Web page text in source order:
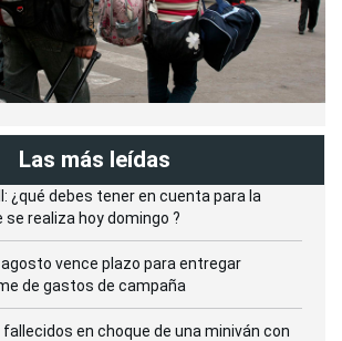
Las más leídas
¿qué debes tener en cuenta para la
se realiza hoy domingo ?
agosto vence plazo para entregar
de gastos de campaña
fallecidos en choque de una miniván con